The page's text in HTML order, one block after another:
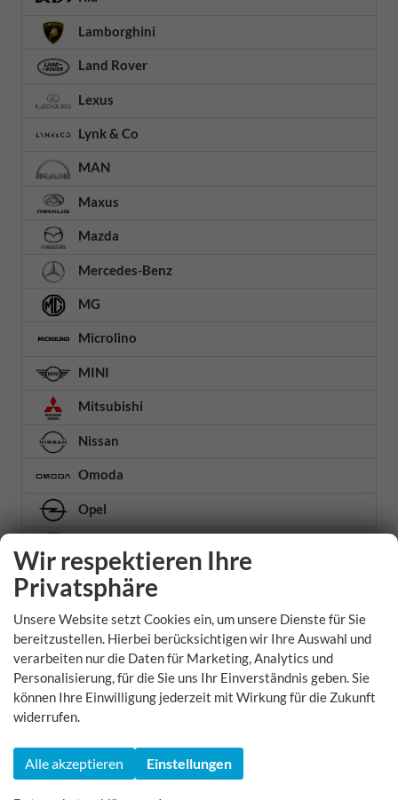
Lamborghini
Land Rover
Lexus
Lynk & Co
MAN
Maxus
Mazda
Mercedes-Benz
MG
Microlino
MINI
Mitsubishi
Nissan
Omoda
Opel
Polestar
Porsche
Renault
Seat
Skoda
Citigo
Elroq
Wir respektieren Ihre
Privatsphäre
Unsere Website setzt Cookies ein, um unsere Dienste für Sie
bereitzustellen. Hierbei berücksichtigen wir Ihre Auswahl und
verarbeiten nur die Daten für Marketing, Analytics und
Personalisierung, für die Sie uns Ihr Einverständnis geben. Sie
können Ihre Einwilligung jederzeit mit Wirkung für die Zukunft
widerrufen.
Alle akzeptieren Einstellungen